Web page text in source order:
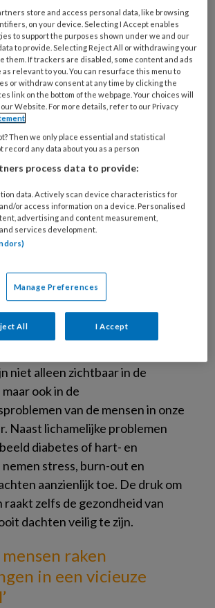
Burg
raakt een groeiend deel
– niet alleen mensen met lage
gevolgen voor hun gezondheid
bedrijfs- en verzekeringsartsen
dichtbij. De impact van
onzeker werk, een
niet alleen zichtbaar in de
ook in de
van de mensen in onze
Naast lichamelijke problemen
diabetes of hart- en
stress, burn-out en
aanzienlijk toe. De druk om
zelfs de gezondheid van
dachten veilig te zijn.
mensen raken
in een vicieuze
store and access personal data, like browsing
on your device. Selecting I Accept enables
to support the purposes shown under we and our
to provide. Selecting Reject All or withdrawing your
them. If trackers are disabled, some content and ads
as relevant to you. You can resurface this menu to
or withdraw consent at any time by clicking the
link on the bottom of the webpage. Your choices will
Website. For more details, refer to our Privacy
Then we only place essential and statistical
record any data about you as a person
process data to provide:
data. Actively scan device characteristics for
or access information on a device. Personalised
advertising and content measurement,
services development.
Manage Preferences
All I Accept